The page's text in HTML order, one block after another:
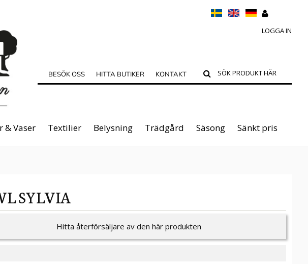
LOGGA IN
BESÖK OSS HITTA BUTIKER KONTAKT
& Vaser Textilier Belysning Trädgård Säsong Sänkt pris
SYLVIA
Hitta återförsäljare av den här produkten